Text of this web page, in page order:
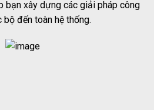
bạn xây dựng các giải pháp công
bộ đến toàn hệ thống.